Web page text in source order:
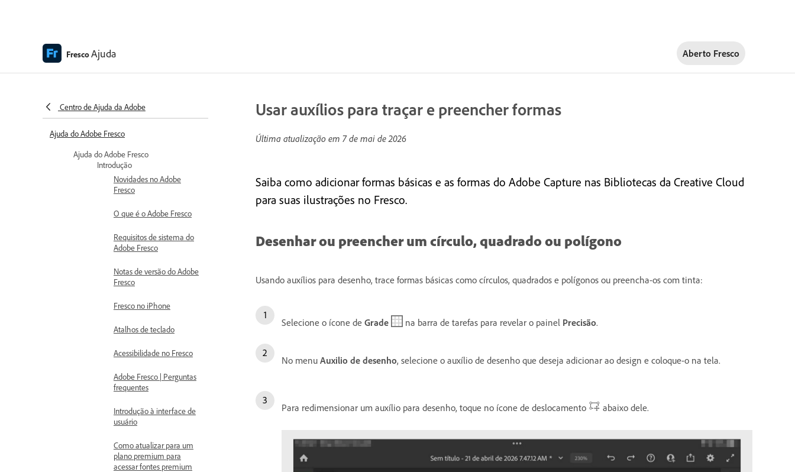
FrescoAjuda Aberto Fresco
Centro de Ajuda da Adobe
Ajuda do Adobe Fresco
Ajuda do Adobe Fresco
Introdução
Novidades no Adobe
Fresco
O que é o Adobe Fresco
Requisitos de sistema do
Adobe Fresco
Notas de versão do Adobe
Fresco
Fresco no iPhone
Atalhos de teclado
Acessibilidade no Fresco
Adobe Fresco | Perguntas
frequentes
Introdução à interface de
usuário
Como atualizar para um
plano premium para
acessar fontes premium
Usar auxílios para traçar e preencher formas
Última atualização em 7 de mai de 2026
Saiba como adicionar formas básicas e as formas do Adobe Capture nas Bibliotecas da Creative Cloud
para suas ilustrações no Fresco.
Desenhar ou preencher um círculo, quadrado ou polígono
Usando auxílios para desenho, trace formas básicas como círculos, quadrados e polígonos ou preencha-os com tinta:
Selecione o ícone de Grade na barra de tarefas para revelar o painel Precisão.
No menu Auxilio de desenho, selecione o auxílio de desenho que deseja adicionar ao design e coloque-o na tela.
Para redimensionar um auxílio para desenho, toque no ícone de deslocamento abaixo dele.